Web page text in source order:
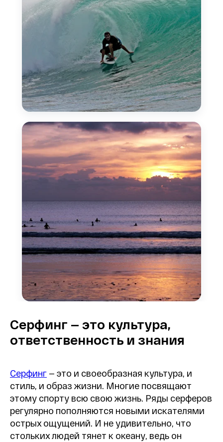
Серфинг — это культура,
ответственность и знания
Серфинг — это и своеобразная культура, и
стиль, и образ жизни. Многие посвящают
этому спорту всю свою жизнь. Ряды серферов
регулярно пополняются новыми искателями
острых ощущений. И не удивительно, что
стольких людей тянет к океану, ведь он